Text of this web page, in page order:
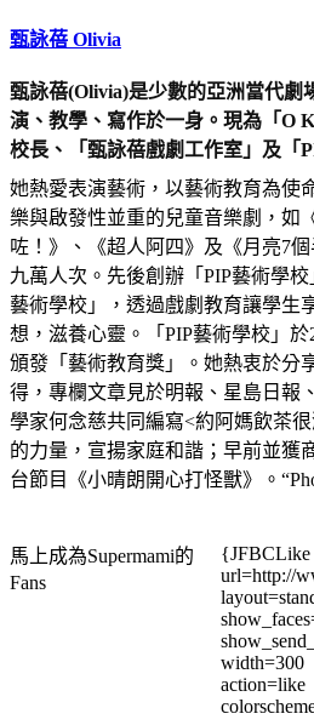
甄詠蓓 Olivia
甄詠蓓(Olivia)是少數的亞洲當代劇
演、教學、寫作於一身。現為「O
校長、「甄詠蓓戲劇工作室」及「
她熱愛表演藝術，以藝術教育為使
樂與啟發性並重的兒童音樂劇，如
咗！》、《超人阿四》及《月亮7
九萬人次。先後創辦「PIP藝術學
藝術學校」，透過戲劇教育讓學生
想，滋養心靈。「PIP藝術學校」
頒發「藝術教育獎」。她熱衷於分
得，專欄文章見於明報、星島日報
學家何念慈共同編寫<約阿媽飲茶
的力量，宣揚家庭和諧；早前並獲
台節目《小晴朗開心打怪獸》。
馬上成為Supermami的
Fans
{JFBCLike
url=http://
width=300
action=like